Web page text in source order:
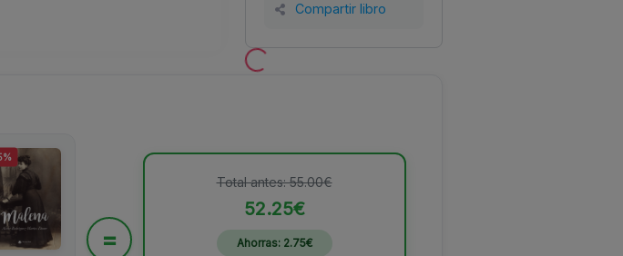
Compartir libro
=
Total antes: 55.00€
52.25€
Ahorras: 2.75€